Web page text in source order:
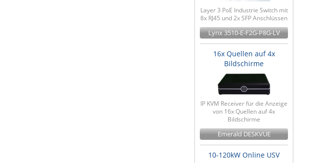
Layer 3 PoE Industrie Switch mit
8x RJ45 und 2x SFP Anschlüssen
Lynx 3510-E-F2G-P8G-LV
16x Quellen auf 4x
Bildschirme
IP KVM Receiver für die Anzeige
von 16x Quellen auf 4x
Bildschirme
Emerald DESKVUE
10-120kW Online USV